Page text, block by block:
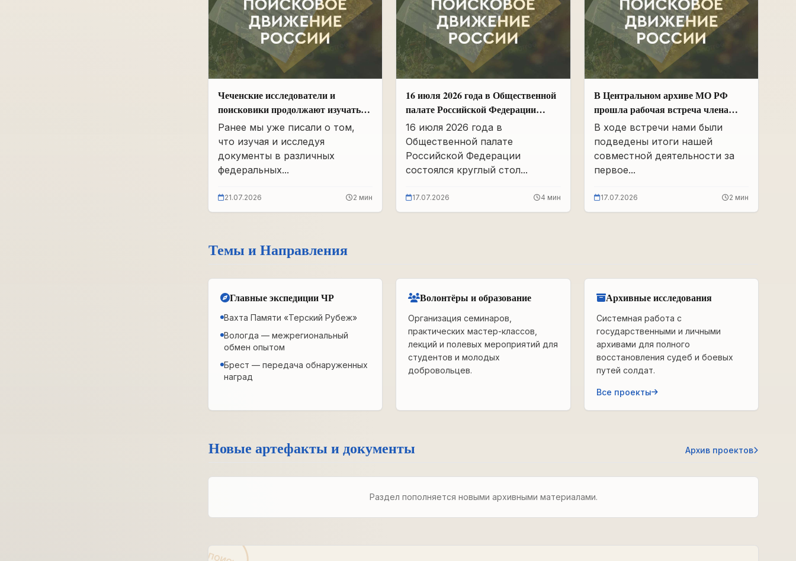
Чеченские исследователи и
поисковики продолжают изучать
фонды бывшего партархива СССР
Ранее мы уже писали о том,
что изучая и исследуя
документы в различных
федеральных...
21.07.2026 2 мин
16 июля 2026 года в Общественной
палате Российской Федерации
состоялся круглый стол
«Сохранение памяти о Героях
подвига самопожертвования и
воспитание...
16 июля 2026 года в
Общественной палате
Российской Федерации
состоялся круглый стол...
17.07.2026 4 мин
В Центральном архиве МО РФ
прошла рабочая встреча члена
Общественной палаты РФ и ЧР –
Руководителя Регионального
отделения «Поисковое движение
России» в ЧР Иса Сардалов с
Дмитриевичем Панковым
В ходе встречи нами были
подведены итоги нашей
совместной деятельности за
первое...
17.07.2026 2 мин
Темы и Направления
Главные экспедиции ЧР
Вахта Памяти «Терский Рубеж»
Вологда — межрегиональный
обмен опытом
Брест — передача обнаруженных
наград
Волонтёры и образование
Организация семинаров,
практических мастер-классов,
лекций и полевых мероприятий для
студентов и молодых
добровольцев.
Архивные исследования
Системная работа с
государственными и личными
архивами для полного
восстановления судеб и боевых
путей солдат.
Все проекты
Новые артефакты и документы Архив проектов
Раздел пополняется новыми архивными материалами.